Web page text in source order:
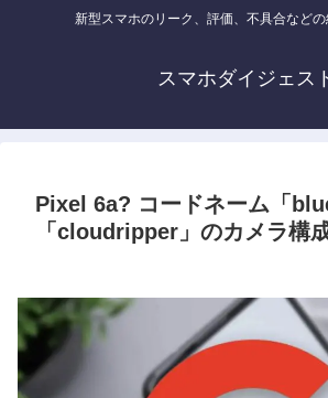
新型スマホのリーク、評価、不具合などの
スマホダイジェス
Pixel 6a? コードネーム「
「cloudripper」のカメラ構